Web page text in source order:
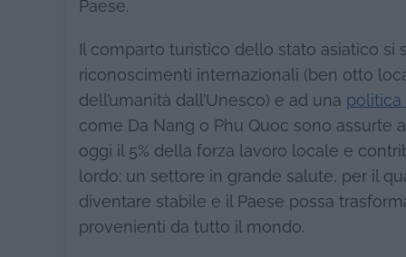
Paese.
Il comparto turistico dello stato asiatico
riconoscimenti internazionali (ben otto
dell’umanità dall’Unesco) e ad una politica
come Da Nang o Phu Quoc sono assurte
oggi il 5% della forza lavoro locale e
lordo: un settore in grande salute, per il
diventare stabile e il Paese possa
provenienti da tutto il mondo.